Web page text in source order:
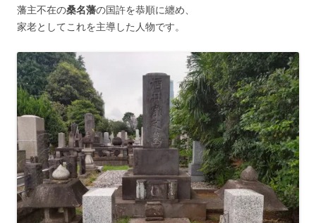
藩主不在の桑名藩の国許を恭順に纏め、
家老としてこれを主導した人物です。